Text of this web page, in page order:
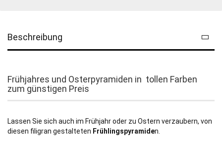
Beschreibung
Frühjahres und Osterpyramiden in tollen Farben
zum günstigen Preis
Lassen Sie sich auch im Frühjahr oder zu Ostern verzaubern, von
diesen filigran gestalteten Frühlingspyramiden.